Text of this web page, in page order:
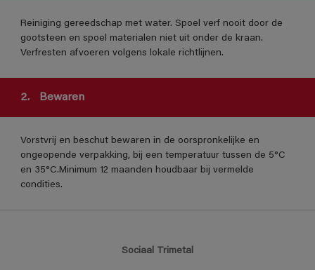
Reiniging gereedschap met water. Spoel verf nooit door de
gootsteen en spoel materialen niet uit onder de kraan.
Verfresten afvoeren volgens lokale richtlijnen.
2. Bewaren
Vorstvrij en beschut bewaren in de oorspronkelijke en
ongeopende verpakking, bij een temperatuur tussen de 5°C
en 35°C.Minimum 12 maanden houdbaar bij vermelde
condities.
Sociaal Trimetal